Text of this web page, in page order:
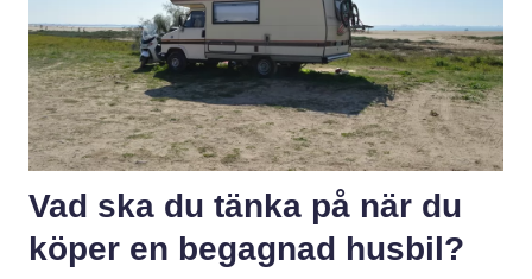
Vad ska du tänka på när du
köper en begagnad husbil?